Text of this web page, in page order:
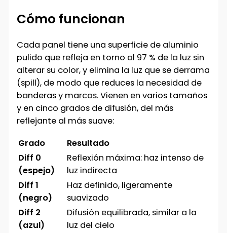
Cómo funcionan
Cada panel tiene una superficie de aluminio
pulido que refleja en torno al 97 % de la luz sin
alterar su color, y elimina la luz que se derrama
(spill), de modo que reduces la necesidad de
banderas y marcos. Vienen en varios tamaños
y en cinco grados de difusión, del más
reflejante al más suave:
Grado
Resultado
Diff 0
(espejo)
Reflexión máxima: haz intenso de
luz indirecta
Diff 1
(negro)
Haz definido, ligeramente
suavizado
Diff 2
(azul)
Difusión equilibrada, similar a la
luz del cielo